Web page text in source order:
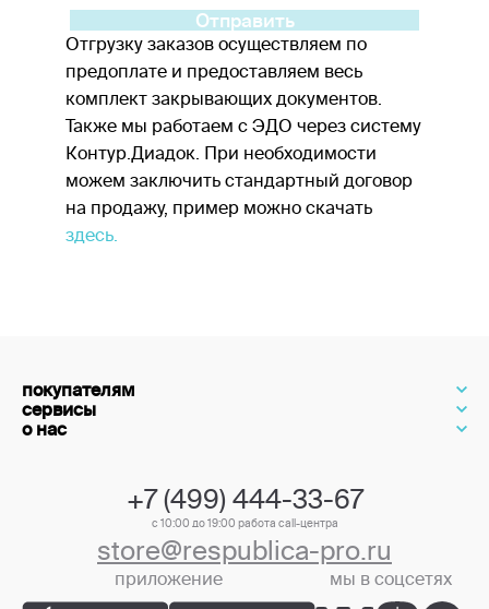
Отправить
Отгрузку заказов осуществляем по
предоплате и предоставляем весь
комплект закрывающих документов.
Также мы работаем с ЭДО через систему
Контур.Диадок. При необходимости
можем заключить стандартный договор
на продажу, пример можно скачать
здесь.
покупателям
сервисы
о нас
+7 (499) 444-33-67
с 10:00 до 19:00 работа call-центра
store@respublica-pro.ru
приложение мы в соцсетях